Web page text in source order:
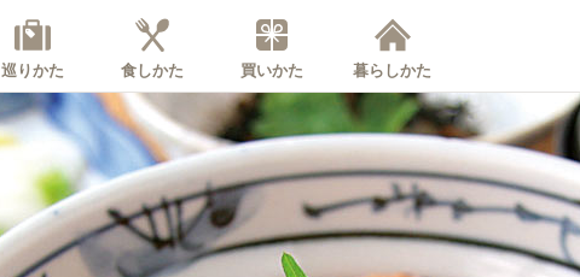
巡りかた 食しかた 買いかた 暮らしかた